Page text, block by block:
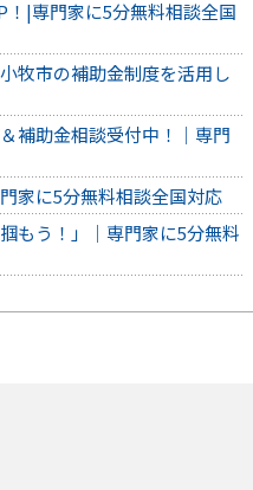
|専門家に5分無料相談全国
牧市の補助金制度を活用し
補助金相談受付中！｜専門
家に5分無料相談全国対応
もう！」｜専門家に5分無料